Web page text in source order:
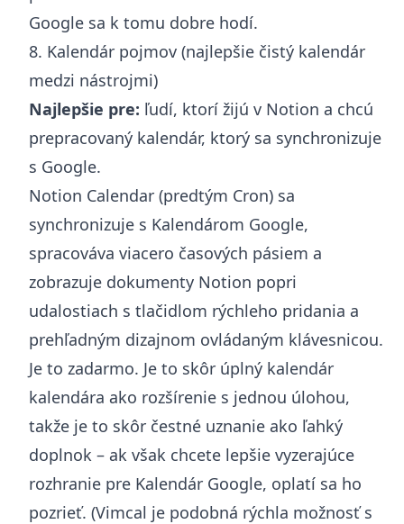
Google sa k tomu dobre hodí.
8. Kalendár pojmov (najlepšie čistý kalendár
medzi nástrojmi)
Najlepšie pre: ľudí, ktorí žijú v Notion a chcú
prepracovaný kalendár, ktorý sa synchronizuje
s Google.
Notion Calendar (predtým Cron) sa
synchronizuje s Kalendárom Google,
spracováva viacero časových pásiem a
zobrazuje dokumenty Notion popri
udalostiach s tlačidlom rýchleho pridania a
prehľadným dizajnom ovládaným klávesnicou.
Je to zadarmo. Je to skôr úplný kalendár
kalendára ako rozšírenie s jednou úlohou,
takže je to skôr čestné uznanie ako ľahký
doplnok – ak však chcete lepšie vyzerajúce
rozhranie pre Kalendár Google, oplatí sa ho
pozrieť. (Vimcal je podobná rýchla možnosť s